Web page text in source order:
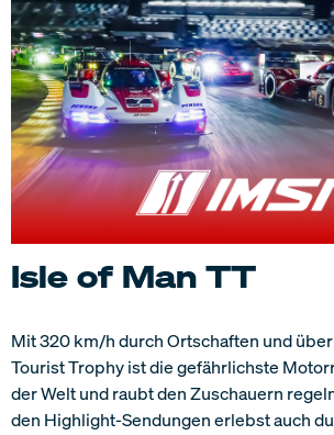
Isle of Man TT
Mit 320 km/h durch Ortschaften und
Tourist Trophy ist die gefährlichste
der Welt und raubt den Zuschauern
den Highlight-Sendungen erlebst auch